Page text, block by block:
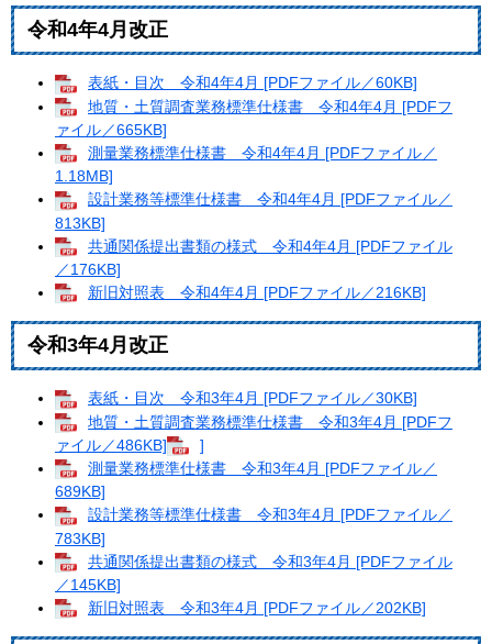
令和4年4月改正
表紙・目次 令和4年4月 [PDFファイル／60KB]
地質・土質調査業務標準仕様書 令和4年4月 [PDFフ
ァイル／665KB]
測量業務標準仕様書 令和4年4月 [PDFファイル／
1.18MB]
設計業務等標準仕様書 令和4年4月 [PDFファイル／
813KB]
共通関係提出書類の様式 令和4年4月 [PDFファイル
／176KB]
新旧対照表 令和4年4月 [PDFファイル／216KB]
令和3年4月改正
表紙・目次 令和3年4月 [PDFファイル／30KB]
地質・土質調査業務標準仕様書 令和3年4月 [PDFフ
ァイル／486KB]
]
測量業務標準仕様書 令和3年4月 [PDFファイル／
689KB]
設計業務等標準仕様書 令和3年4月 [PDFファイル／
783KB]
共通関係提出書類の様式 令和3年4月 [PDFファイル
／145KB]
新旧対照表 令和3年4月 [PDFファイル／202KB]